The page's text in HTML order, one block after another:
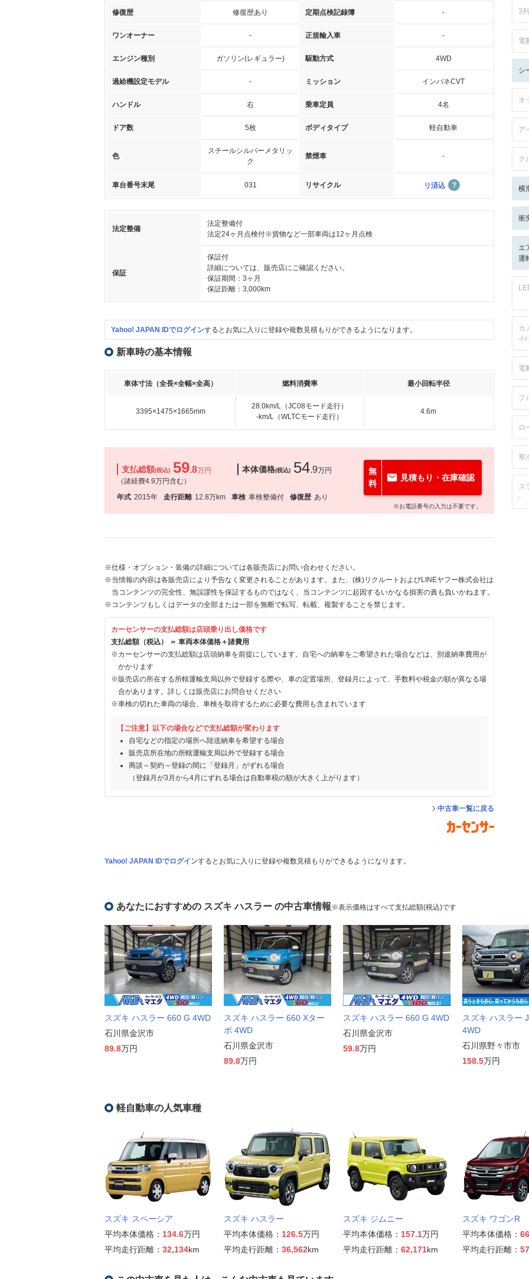
修復歴 修復歴あり 定期点検記録簿 -
ワンオーナー - 正規輸入車 -
エンジン種別 ガソリン(レギュラー) 駆動方式 4WD
過給機設定モデル - ミッション インパネCVT
ハンドル 右 乗車定員 4名
ドア数 5枚 ボディタイプ 軽自動車
色
スチールシルバーメタリッ
ク
禁煙車 -
車台番号末尾 031 リサイクル リ済込
法定整備
法定整備付
法定24ヶ月点検付※貨物など一部車両は12ヶ月点検
保証
保証付
詳細については、販売店にご確認ください。
保証期間：3ヶ月
保証距離：3,000km
Yahoo! JAPAN IDでログインするとお気に入りに登録や複数見積もりができるようになります。
新車時の基本情報
車体寸法（全長×全幅×全高） 燃料消費率 最小回転半径
3395×1475×1665mm
28.0km/L（JC08モード走行）
-km/L（WLTCモード走行）
4.6m
支払総額(税込) 59.8万円
（諸経費4.9万円含む）
本体価格(税込) 54.9万円
年式 2015年 走行距離 12.8万km 車検 車検整備付 修復歴 あり
無
料
見積もり・在庫確認
※お電話番号の入力は不要です。
※仕様・オプション・装備の詳細については各販売店にお問い合わせください。
※当情報の内容は各販売店により予告なく変更されることがあります。また、(株)リクルートおよびLINEヤフー株式会社は
当コンテンツの完全性、無誤謬性を保証するものではなく、当コンテンツに起因するいかなる損害の責も負いかねます。
※コンテンツもしくはデータの全部または一部を無断で転写、転載、複製することを禁じます。
カーセンサーの支払総額は店頭乗り出し価格です
支払総額（税込） ＝ 車両本体価格＋諸費用
※カーセンサーの支払総額は店頭納車を前提にしています。自宅への納車をご希望された場合などは、別途納車費用が
かかります
※販売店の所在する所轄運輸支局以外で登録する際や、車の定置場所、登録月によって、手数料や税金の額が異なる場
合があります。詳しくは販売店にお問合せください
※車検の切れた車両の場合、車検を取得するために必要な費用も含まれています
【ご注意】以下の場合などで支払総額が変わります
自宅などの指定の場所へ陸送納車を希望する場合
販売店所在地の所轄運輸支局以外で登録する場合
商談～契約～登録の間に「登録月」がずれる場合
（登録月が3月から4月にずれる場合は自動車税の額が大きく上がります）
中古車一覧に戻る
Yahoo! JAPAN IDでログインするとお気に入りに登録や複数見積もりができるようになります。
3
電
シ
オ
ア
ク
横
衝
エ
運
カ
電
フ
ロ
寒
ス
-
あなたにおすすめの スズキ ハスラー の中古車情報※表示価格はすべて支払総額(税込)です
スズキ ハスラー 660 G 4WD
石川県金沢市
89.8万円
スズキ ハスラー 660 Xター
ボ 4WD
石川県金沢市
89.8万円
スズキ ハスラー 660 G 4WD
石川県金沢市
59.8万円
スズキ ハスラー
4WD
石川県野々市市
158.5万円
軽自動車の人気車種
スズキ スペーシア
平均本体価格： 134.6万円
平均走行距離： 32,134km
スズキ ハスラー
平均本体価格： 126.5万円
平均走行距離： 36,562km
スズキ ジムニー
平均本体価格： 157.1万円
平均走行距離： 62,171km
スズキ ワゴンR
平均本体価格：
平均走行距離：